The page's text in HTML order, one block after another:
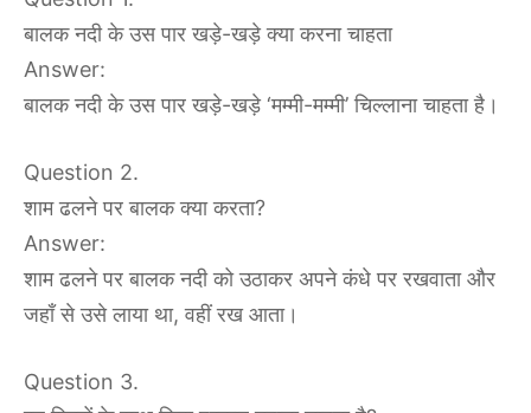
बालक नदी के उस पार खड़े-खड़े क्या करना चाहता
Answer:
बालक नदी के उस पार खड़े-खड़े ‘मम्मी-मम्मी’ चिल्लाना चाहता है।
Question 2.
शाम ढलने पर बालक क्या करता?
Answer:
शाम ढलने पर बालक नदी को उठाकर अपने कंधे पर रखवाता और
जहाँ से उसे लाया था, वहीं रख आता।
Question 3.